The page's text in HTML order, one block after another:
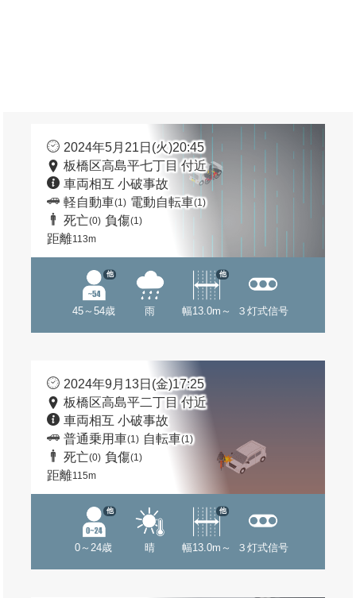
2024年5月21日(火)20:45
板橋区高島平七丁目 付近
車両相互 小破事故
軽自動車(1) 電動自転車(1)
死亡(0) 負傷(1)
距離113m
45～54歳
他
雨 幅13.0m～
他
３灯式信号
2024年9月13日(金)17:25
板橋区高島平二丁目 付近
車両相互 小破事故
普通乗用車(1) 自転車(1)
死亡(0) 負傷(1)
距離115m
0～24歳
他
晴 幅13.0m～
他
３灯式信号